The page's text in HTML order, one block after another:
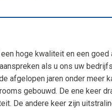
hoge kwaliteit en een
als u ons uw
afgelopen jaren onder meer
gebouwd. De ene keer
De andere keer zijn